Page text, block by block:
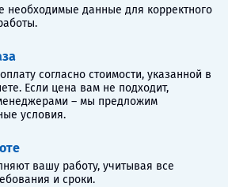
необходимые данные для корректного
согласно стоимости, указанной в
Если цена вам не подходит,
– мы предложим
условия.
вашу работу, учитывая все
и сроки.